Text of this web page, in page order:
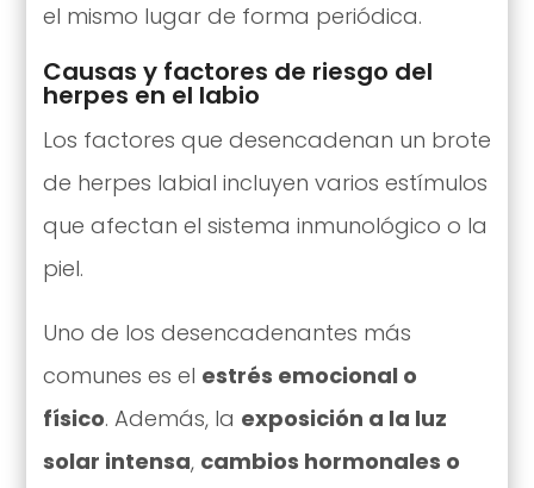
el mismo lugar de forma periódica.
Causas y factores de riesgo del
herpes en el labio
Los factores que desencadenan un brote
de herpes labial incluyen varios estímulos
que afectan el sistema inmunológico o la
piel.
Uno de los desencadenantes más
comunes es el estrés emocional o
físico. Además, la exposición a la luz
solar intensa, cambios hormonales o